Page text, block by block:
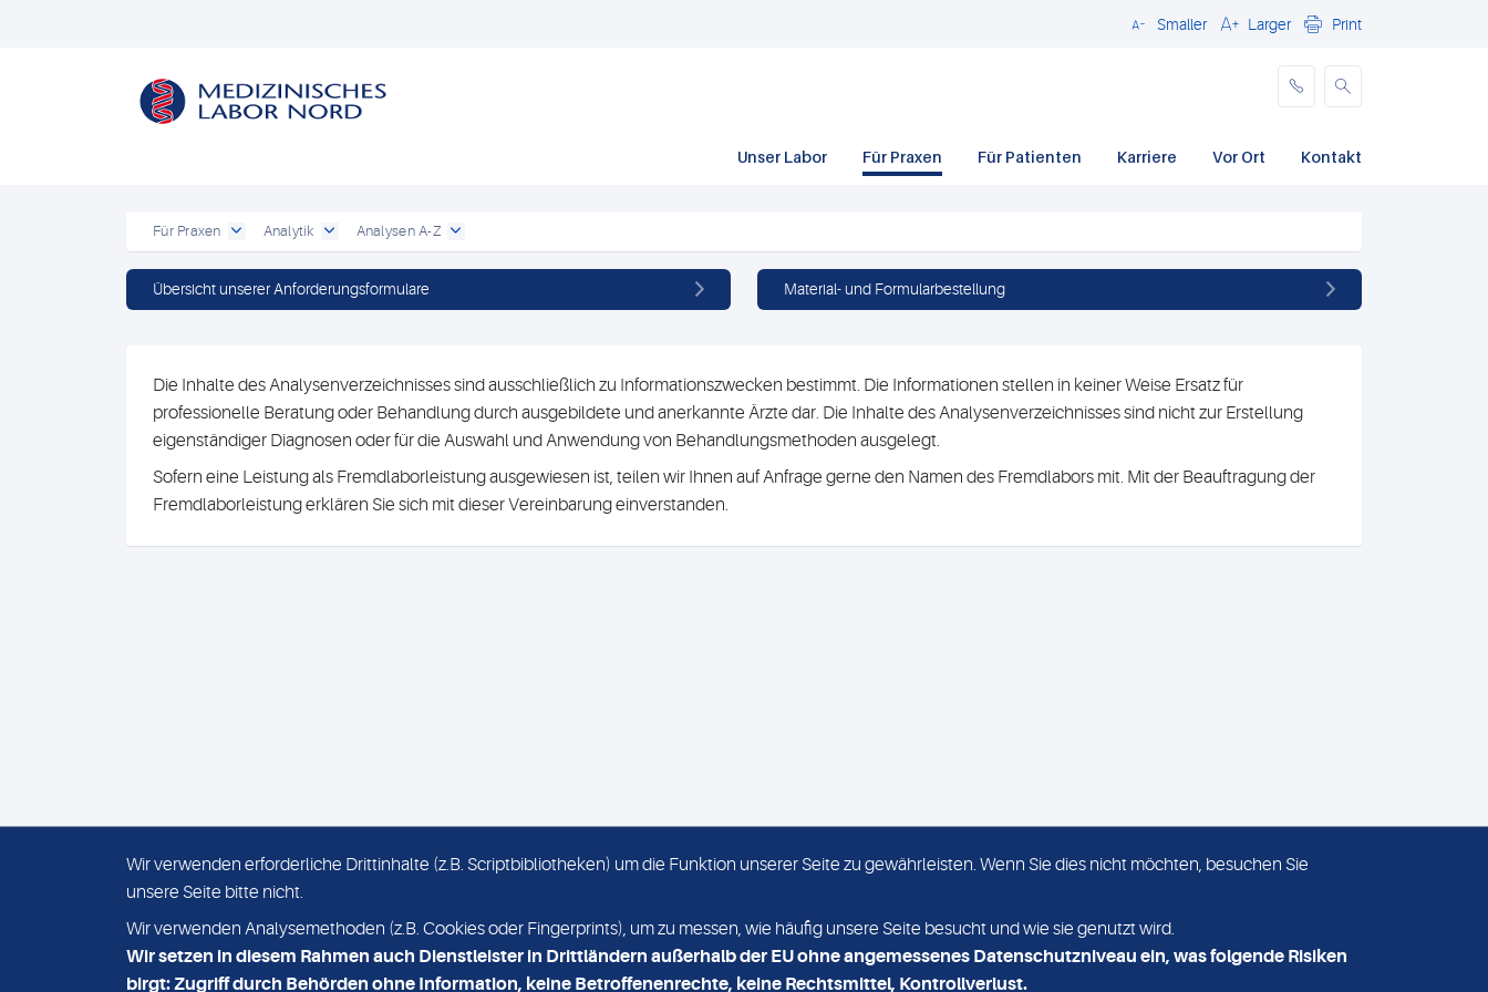
SchließenSmaller Larger Print
Unser Labor Für Praxen Für Patienten Karriere Vor Ort Kontakt
Für Praxen Analytik Analysen A-Z
Übersicht unserer Anforderungsformulare Material- und Formularbestellung
Die Inhalte des Analysenverzeichnisses sind ausschließlich zu Informationszwecken bestimmt. Die Informationen stellen in keiner Weise Ersatz für
professionelle Beratung oder Behandlung durch ausgebildete und anerkannte Ärzte dar. Die Inhalte des Analysenverzeichnisses sind nicht zur Erstellung
eigenständiger Diagnosen oder für die Auswahl und Anwendung von Behandlungsmethoden ausgelegt.
Sofern eine Leistung als Fremdlaborleistung ausgewiesen ist, teilen wir Ihnen auf Anfrage gerne den Namen des Fremdlabors mit. Mit der Beauftragung der
Fremdlaborleistung erklären Sie sich mit dieser Vereinbarung einverstanden.
IMPRESSUM
MVZ Medizinisches Labor
Nord MLN GmbH
Wir verwenden erforderliche Drittinhalte (z.B. Scriptbibliotheken) um die Funktion unserer Seite zu gewährleisten. Wenn Sie dies nicht möchten, besuchen Sie
unsere Seite bitte nicht.
Wir verwenden Analysemethoden (z.B. Cookies oder Fingerprints), um zu messen, wie häufig unsere Seite besucht und wie sie genutzt wird.
Wir setzen in diesem Rahmen auch Dienstleister in Drittländern außerhalb der EU ohne angemessenes Datenschutzniveau ein, was folgende Risiken
birgt: Zugriff durch Behörden ohne Information, keine Betroffenenrechte, keine Rechtsmittel, Kontrollverlust.